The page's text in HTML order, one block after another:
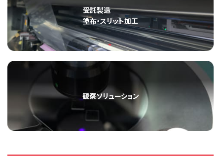
受託製造
塗布・スリット加工
観察ソリューション